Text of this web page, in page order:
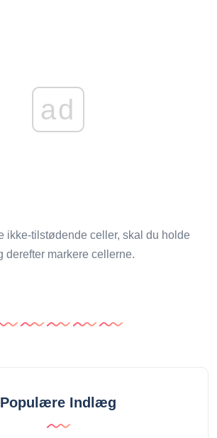
ad
ikke-tilstødende celler, skal du holde
derefter markere cellerne.
Populære Indlæg